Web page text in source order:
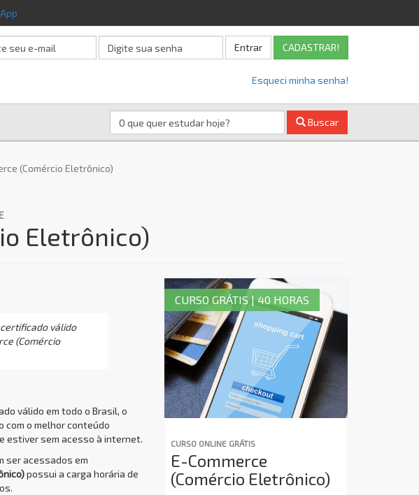
Entrar CADASTRAR!
Esqueci minha senha!
Buscar
(Comércio Eletrônico)
Eletrônico)
válido
(Comércio
válido em todo o Brasil, o
com o melhor conteúdo
estiver sem acesso à internet.
ser acessados em
possui a carga horária de
CURSO ONLINE GRÁTIS
E-Commerce
(Comércio Eletrônico)
CURSO GRÁTIS | 40 HORAS